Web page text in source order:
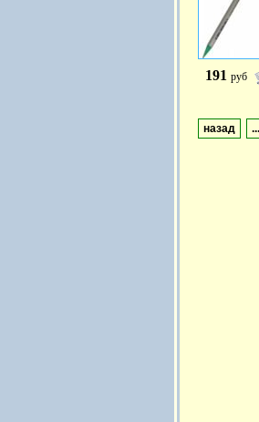
191 руб
назад ...